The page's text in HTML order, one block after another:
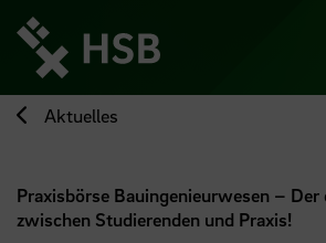
zum
Seiteninhalt
springen
Aktuelles
Praxisbörse Bauingenieurwesen –
zwischen Studierenden und Praxis!